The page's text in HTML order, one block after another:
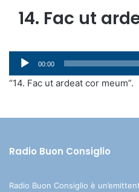
14. Fac ut
Audio
Player
00:00
“14. Fac ut ardeat cor meum”.
Radio Buon Consiglio
Radio Buon Consiglio è